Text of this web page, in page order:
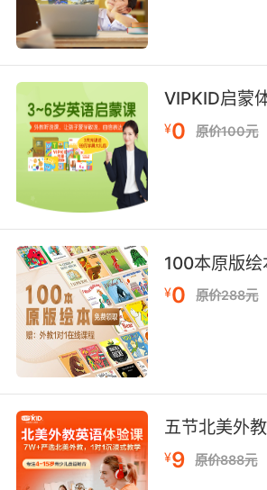
火星有许多陨击坑 而它们大多呈
8. ...exhaustion and paranoia
circular rash.
疲惫 偏执 还有一种奇怪的圆形
9. According to our research,
feeding pattern is circular.
根据我们的调查 魅魔的觅食范
10. circular pair and
clusters.
环形设计 榄尖形切工的钻石串
VIPKID启蒙
¥0 原价100元
100本原版绘
¥0 原价288元
五节北美外
¥9 原价888元